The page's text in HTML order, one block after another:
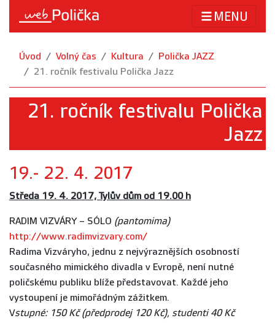
MENU
Úvod Volný čas Kultura
Polička JAZZ
21. ročník festivalu Polička Jazz
21. ročník festivalu Polička
Jazz
19.- 22. 4. 2017
Středa 19. 4. 2017, Tylův dům od 19.00 h
RADIM VIZVÁRY – SÓLO (pantomima)
http://www.radimvizvary.com/
Radima Vizváryho, jednu z nejvýraznějších osobností
současného mimického divadla v Evropě, není nutné
poličskému publiku blíže představovat. Každé jeho
vystoupení je mimořádným zážitkem.
Vstupné: 150 Kč (předprodej 120 Kč), studenti 40 Kč